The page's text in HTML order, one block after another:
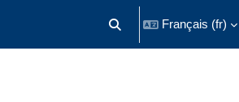
Activer/désactiver la
Français ‎(fr)‎